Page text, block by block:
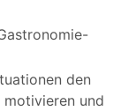
den
und